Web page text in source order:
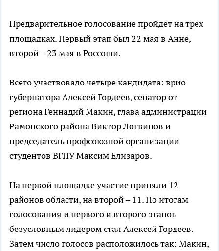
Предварительное голосование пройдёт на трёх
площадках. Первый этап был 22 мая в Анне,
второй – 23 мая в Россоши.
Всего участвовало четыре кандидата: врио
губернатора Алексей Гордеев, сенатор от
региона Геннадий Макин, глава администрации
Рамонского района Виктор Логвинов и
председатель профсоюзной организации
студентов ВГПУ Максим Елизаров.
На первой площадке участие приняли 12
районов области, на второй – 11. По итогам
голосования и первого и второго этапов
безусловным лидером стал Алексей Гордеев.
Затем число голосов расположилось так: Макин,